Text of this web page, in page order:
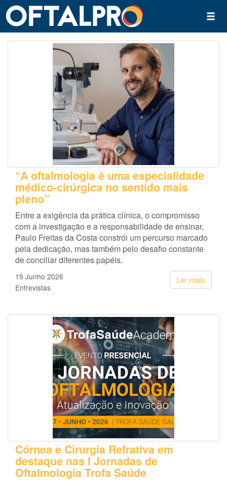
“A oftalmologia é uma especialidade
médico-cirúrgica no sentido mais
pleno”
Entre a exigência da prática clínica, o compromisso
com a investigação e a responsabilidade de ensinar,
Paulo Freitas da Costa constrói um percurso marcado
pela dedicação, mas também pelo desafio constante
de conciliar diferentes papéis.
Ler mais
19 Junho 2026
Entrevistas
Córnea e Cirurgia Refrativa em
destaque nas I Jornadas de
Oftalmologia Trofa Saúde